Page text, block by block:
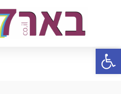
פתח סרגל נגישות